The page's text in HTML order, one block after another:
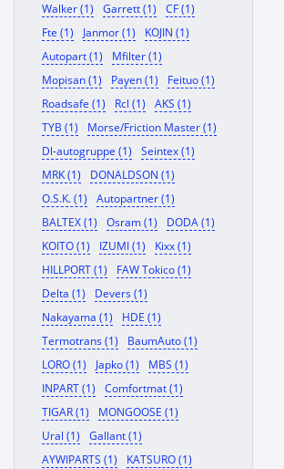
Walker (1)
Garrett (1)
CF (1)
Fte (1)
Janmor (1)
KOJIN (1)
Autopart (1)
Mfilter (1)
Mopisan (1)
Payen (1)
Feituo (1)
Roadsafe (1)
Rcl (1)
AKS (1)
TYB (1)
Morse/Friction Master (1)
Dl-autogruppe (1)
Seintex (1)
MRK (1)
DONALDSON (1)
O.S.K. (1)
Autopartner (1)
BALTEX (1)
Osram (1)
DODA (1)
KOITO (1)
IZUMI (1)
Kixx (1)
HILLPORT (1)
FAW Tokico (1)
Delta (1)
Devers (1)
Nakayama (1)
HDE (1)
Termotrans (1)
BaumAuto (1)
LORO (1)
Japko (1)
MBS (1)
INPART (1)
Comfortmat (1)
TIGAR (1)
MONGOOSE (1)
Ural (1)
Gallant (1)
AYWIPARTS (1)
KATSURO (1)